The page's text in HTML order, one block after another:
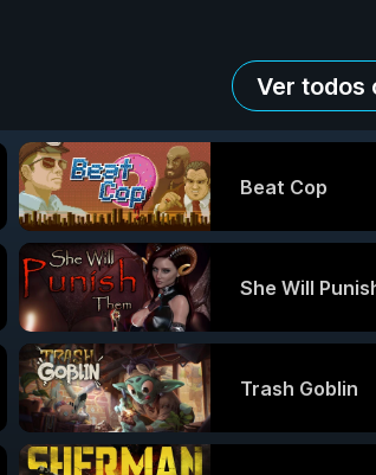
Ver todos
Beat Cop
She Will
Trash Goblin